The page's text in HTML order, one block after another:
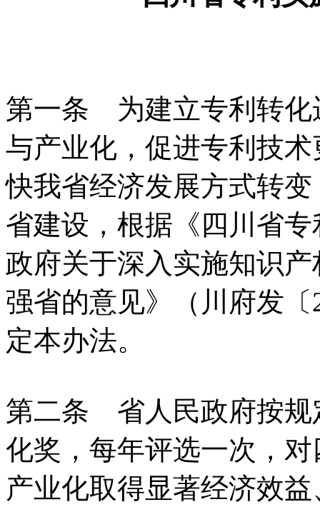
第一条 为建立专利转化
与产业化，促进专利技
快我省经济发展方式转
省建设，根据《四川省
政府关于深入实施知识
强省的意见》（川府发
定本办法。
第二条 省人民政府按规
化奖，每年评选一次，
产业化取得显著经济效